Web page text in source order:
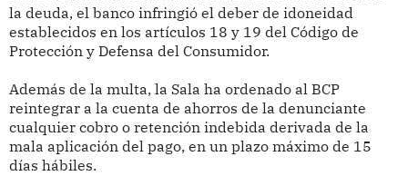
la deuda, el banco infringió el deber de idoneidad
establecidos en los artículos 18 y 19 del Código de
Protección y Defensa del Consumidor.
Además de la multa, la Sala ha ordenado al BCP
reintegrar a la cuenta de ahorros de la denunciante
cualquier cobro o retención indebida derivada de la
mala aplicación del pago, en un plazo máximo de 15
días hábiles.